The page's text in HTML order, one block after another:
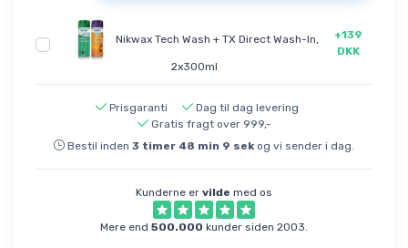
Nikwax Tech Wash + TX Direct Wash-In,
2x300ml
+139
DKK
Prisgaranti
Dag til dag levering
Gratis fragt over 999,-
Bestil inden 3 timer 48 min 9 sek og vi sender i dag.
Kunderne er vilde med os
Mere end 500.000 kunder siden 2003.